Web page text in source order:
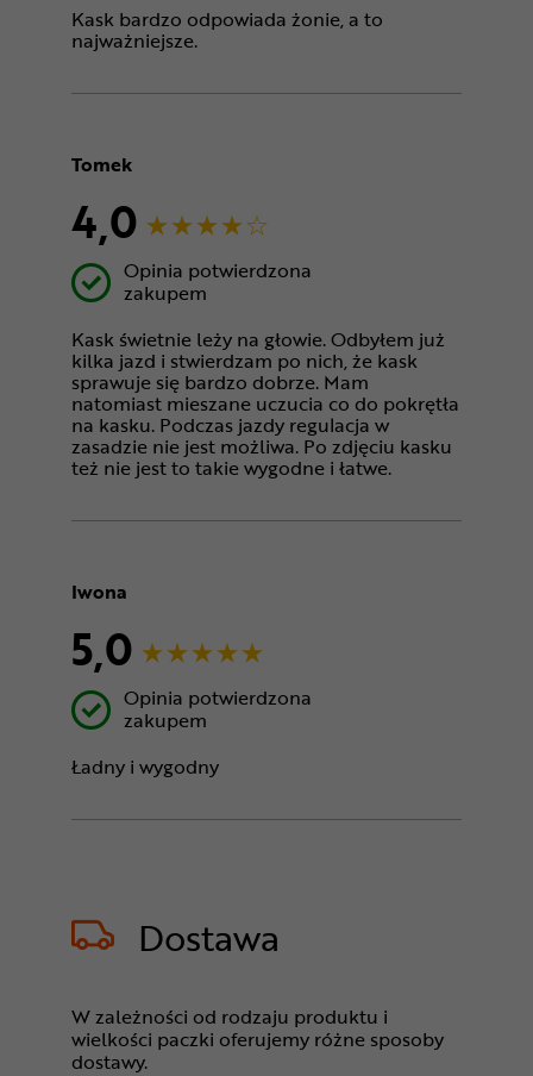
Kask bardzo odpowiada żonie, a to
najważniejsze.
Tomek
4,0
Opinia potwierdzona
zakupem
Kask świetnie leży na głowie. Odbyłem już
kilka jazd i stwierdzam po nich, że kask
sprawuje się bardzo dobrze. Mam
natomiast mieszane uczucia co do pokrętła
na kasku. Podczas jazdy regulacja w
zasadzie nie jest możliwa. Po zdjęciu kasku
też nie jest to takie wygodne i łatwe.
Iwona
5,0
Opinia potwierdzona
zakupem
Ładny i wygodny
Dostawa
W zależności od rodzaju produktu i
wielkości paczki oferujemy różne sposoby
dostawy.